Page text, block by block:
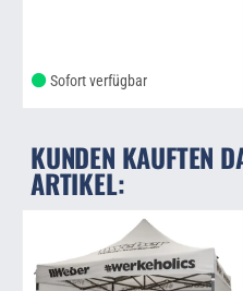
Sofort verfügbar
KUNDEN KAUFTEN
ARTIKEL: